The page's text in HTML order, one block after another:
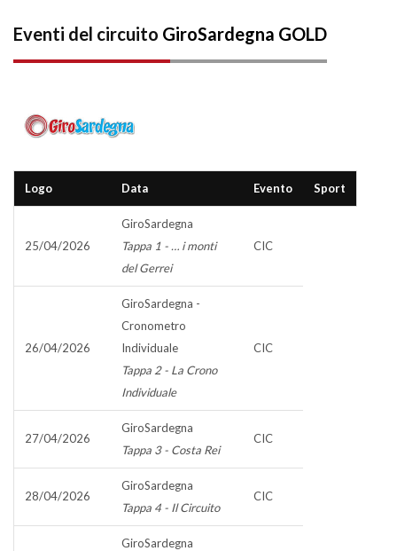
Eventi del circuito GiroSardegna GOLD
Logo Data Evento Sport
25/04/2026
GiroSardegna
Tappa 1 - … i monti
del Gerrei
CIC
26/04/2026
GiroSardegna -
Cronometro
Individuale
Tappa 2 - La Crono
Individuale
CIC
27/04/2026
GiroSardegna
Tappa 3 - Costa Rei
CIC
28/04/2026
GiroSardegna
Tappa 4 - Il Circuito
CIC
GiroSardegna